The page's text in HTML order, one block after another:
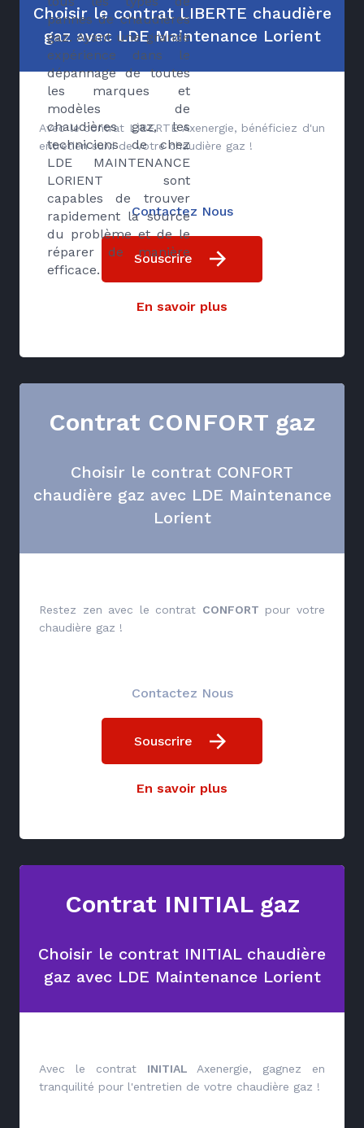
pannes de chaudières
gaz. Ayant une grande
expérience dans le
dépannage de toutes
les marques et
modèles de
chaudières gaz, les
techniciens de chez
LDE MAINTENANCE
LORIENT sont
capables de trouver
rapidement la source
du problème et de le
réparer de manière
efficace.
Choisir le contrat LIBERTE chaudière
gaz avec LDE Maintenance Lorient
Avec le contrat LIBERTE Axenergie, bénéficiez d'un
entretien suivi de votre chaudière gaz !
Contactez Nous
Souscrire
En savoir plus
Contrat CONFORT gaz
Choisir le contrat CONFORT
chaudière gaz avec LDE Maintenance
Lorient
Restez zen avec le contrat CONFORT pour votre
chaudière gaz !
Contactez Nous
Souscrire
En savoir plus
Contrat INITIAL gaz
Choisir le contrat INITIAL chaudière
gaz avec LDE Maintenance Lorient
Avec le contrat INITIAL Axenergie, gagnez en
tranquilité pour l'entretien de votre chaudière gaz !